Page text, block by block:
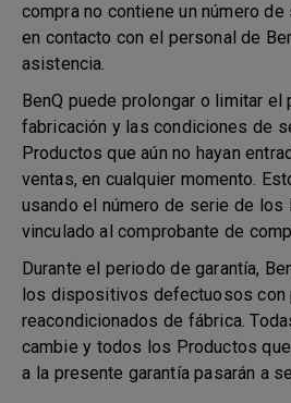
compra no contiene un número
en contacto con el personal de
asistencia.
BenQ puede prolongar o limitar el
fabricación y las condiciones de
Productos que aún no hayan
ventas, en cualquier momento.
usando el número de serie de los
vinculado al comprobante de
Durante el periodo de garantía,
los dispositivos defectuosos con
reacondicionados de fábrica.
cambie y todos los Productos
a la presente garantía pasarán a